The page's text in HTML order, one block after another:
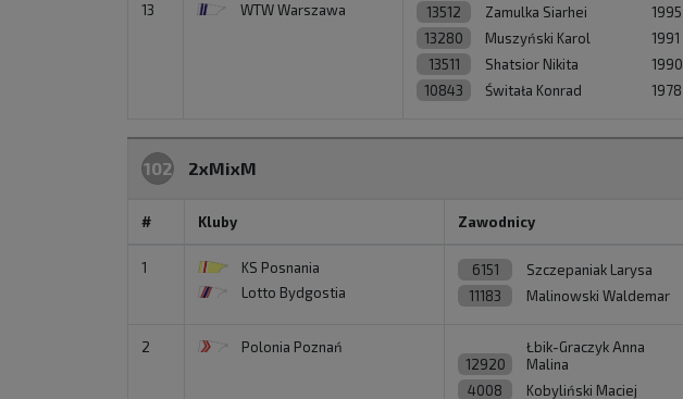
13 WTW Warszawa 13512 Zamulka Siarhei
1995
13280
Muszyński Karol
1991
13511
Shatsior Nikita
1990
10843
Świtała Konrad 1978
102 2xMixM
# Kluby Zawodnicy
1
KS Posnania
Lotto Bydgostia
6151 Szczepaniak Larysa
11183
Malinowski Waldemar
2
Polonia Poznań
12920
Łbik-Graczyk Anna
Malina
4008
Kobyliński Maciej